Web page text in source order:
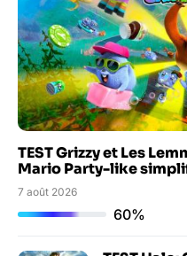
TEST Grizzy et Les
Mario Party-like
7 août 2026
60%